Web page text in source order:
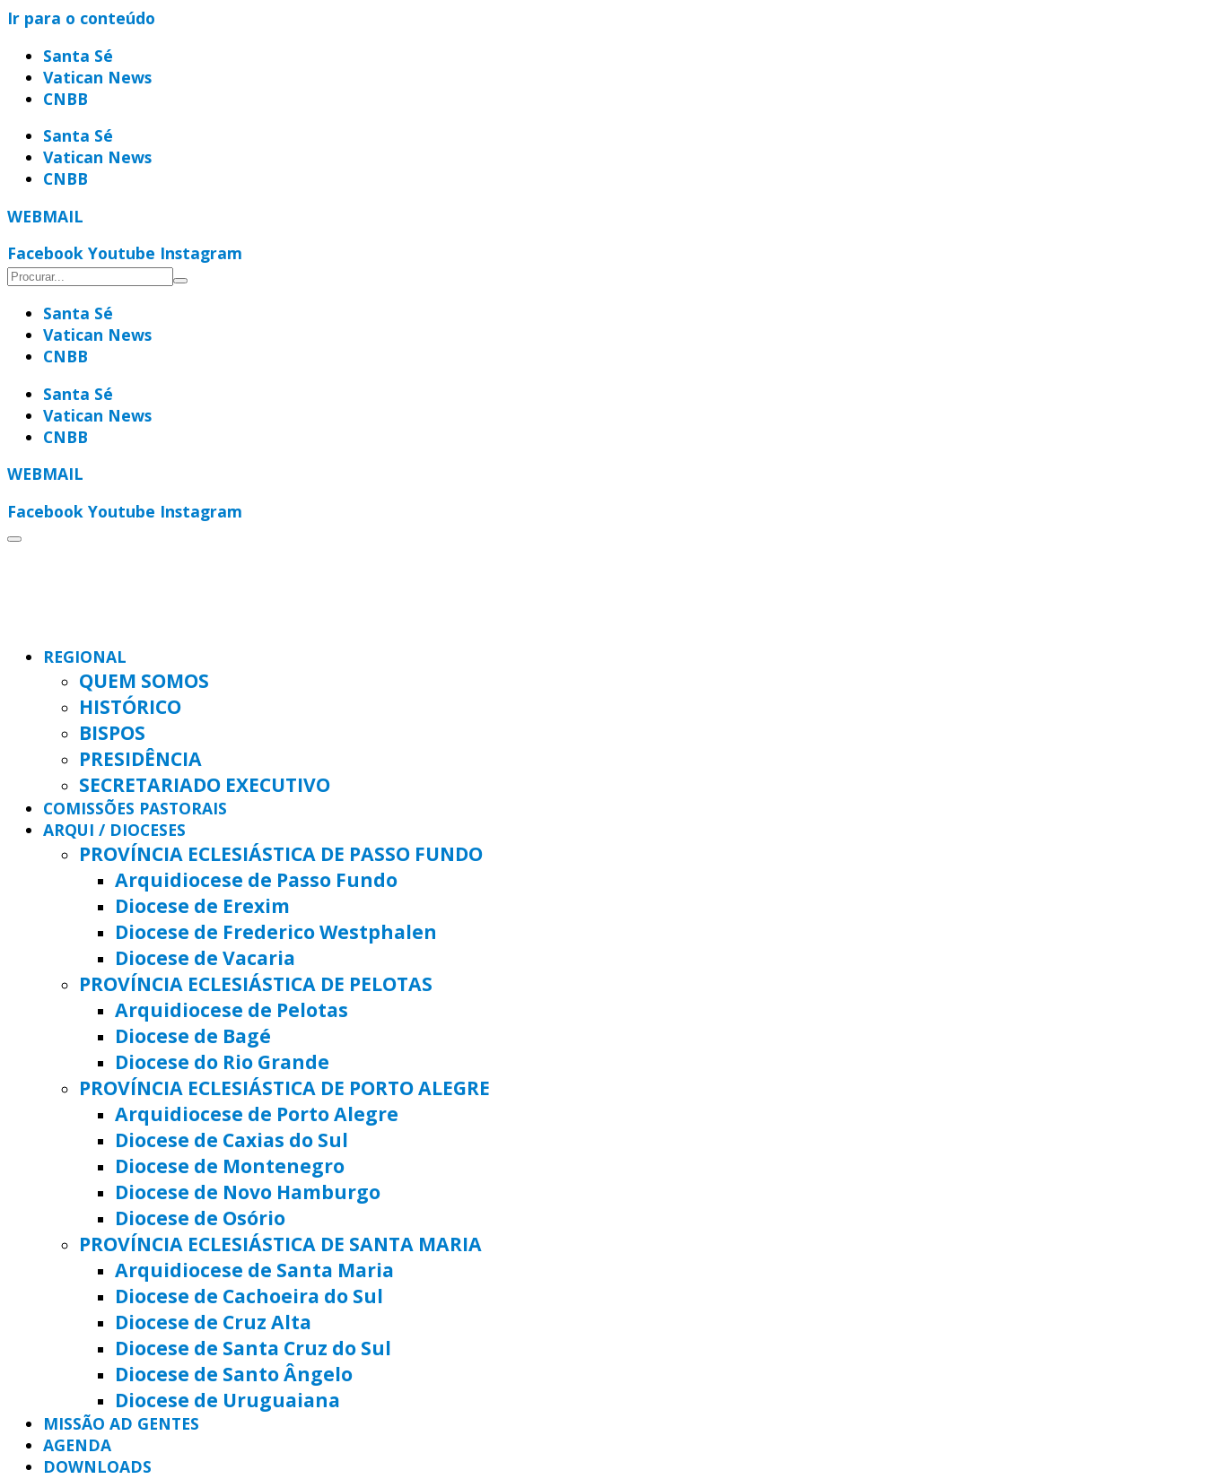
Ir para o conteúdo
Santa Sé
Vatican News
CNBB
Santa Sé
Vatican News
CNBB
WEBMAIL
Facebook Youtube Instagram
Santa Sé
Vatican News
CNBB
Santa Sé
Vatican News
CNBB
WEBMAIL
Facebook Youtube Instagram
REGIONAL
QUEM SOMOS
HISTÓRICO
BISPOS
PRESIDÊNCIA
SECRETARIADO EXECUTIVO
COMISSÕES PASTORAIS
ARQUI / DIOCESES
PROVÍNCIA ECLESIÁSTICA DE PASSO FUNDO
Arquidiocese de Passo Fundo
Diocese de Erexim
Diocese de Frederico Westphalen
Diocese de Vacaria
PROVÍNCIA ECLESIÁSTICA DE PELOTAS
Arquidiocese de Pelotas
Diocese de Bagé
Diocese do Rio Grande
PROVÍNCIA ECLESIÁSTICA DE PORTO ALEGRE
Arquidiocese de Porto Alegre
Diocese de Caxias do Sul
Diocese de Montenegro
Diocese de Novo Hamburgo
Diocese de Osório
PROVÍNCIA ECLESIÁSTICA DE SANTA MARIA
Arquidiocese de Santa Maria
Diocese de Cachoeira do Sul
Diocese de Cruz Alta
Diocese de Santa Cruz do Sul
Diocese de Santo Ângelo
Diocese de Uruguaiana
MISSÃO AD GENTES
AGENDA
DOWNLOADS